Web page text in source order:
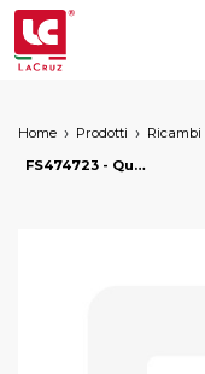
Home Prodotti
FS474723 - Quarta scaglia DX Ero S6000, markets: []string{"A", "B", "AU"}